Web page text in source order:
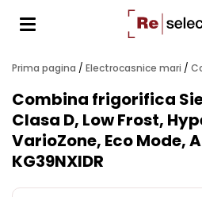
Prima pagina / Electrocasnice mari /
Combina frigorifica
Clasa D, Low Frost,
VarioZone, Eco Mode,
KG39NXIDR